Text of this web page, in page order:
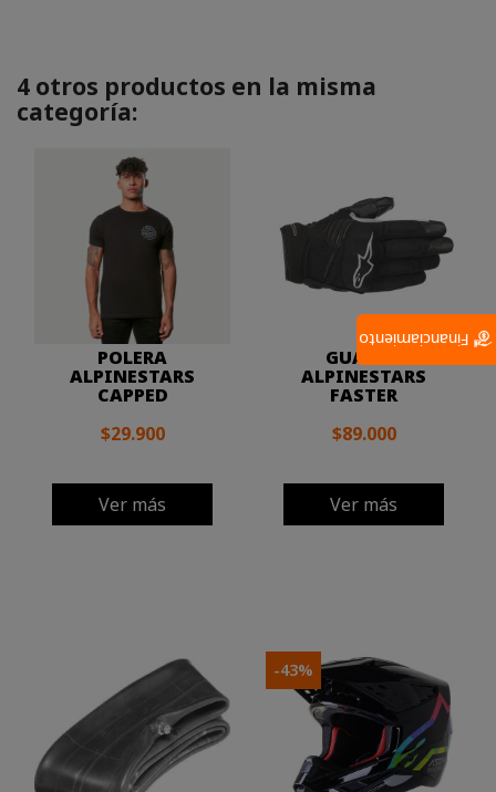
4 otros productos en la misma
categoría:
POLERA
ALPINESTARS
CAPPED
$29.900
Ver más
GUANTE
ALPINESTARS
FASTER
$89.000
Ver más
-43%
Financiamiento